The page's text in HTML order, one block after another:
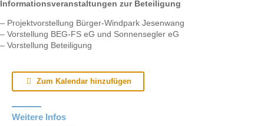
Informationsveranstaltungen zur Beteiligung
– Projektvorstellung Bürger-Windpark Jesenwang
– Vorstellung BEG-FS eG und Sonnensegler eG
– Vorstellung Beteiligung
Zum Kalendar hinzufügen
Weitere Infos